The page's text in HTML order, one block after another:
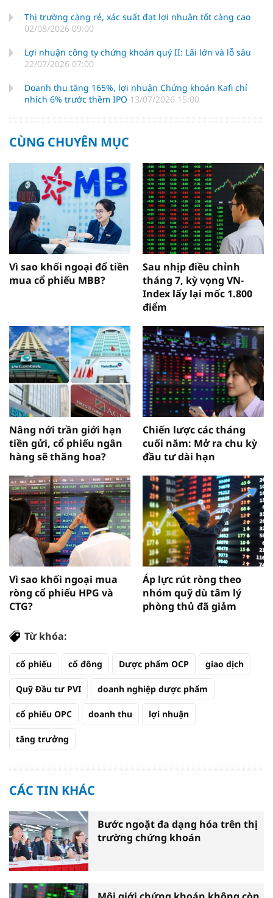
Thị trường càng rẻ, xác suất đạt lợi nhuận tốt càng cao
02/08/2026 09:00
Lợi nhuận công ty chứng khoán quý II: Lãi lớn và lỗ sâu
22/07/2026 07:00
Doanh thu tăng 165%, lợi nhuận Chứng khoán Kafi chỉ
nhích 6% trước thềm IPO 13/07/2026 15:00
CÙNG CHUYÊN MỤC
Vì sao khối ngoại đổ tiền
mua cổ phiếu MBB?
Sau nhịp điều chỉnh
tháng 7, kỳ vọng VN-
Index lấy lại mốc 1.800
điểm
Nâng nới trần giới hạn
tiền gửi, cổ phiếu ngân
hàng sẽ thăng hoa?
Chiến lược các tháng
cuối năm: Mở ra chu kỳ
đầu tư dài hạn
Vì sao khối ngoại mua
ròng cổ phiếu HPG và
CTG?
Áp lực rút ròng theo
nhóm quỹ dù tâm lý
phòng thủ đã giảm
Từ khóa:
cổ phiếu cổ đông Dược phẩm OCP giao dịch
Quỹ Đầu tư PVI doanh nghiệp dược phẩm
cổ phiếu OPC doanh thu lợi nhuận
tăng trưởng
CÁC TIN KHÁC
Bước ngoặt đa dạng hóa trên thị
trường chứng khoán